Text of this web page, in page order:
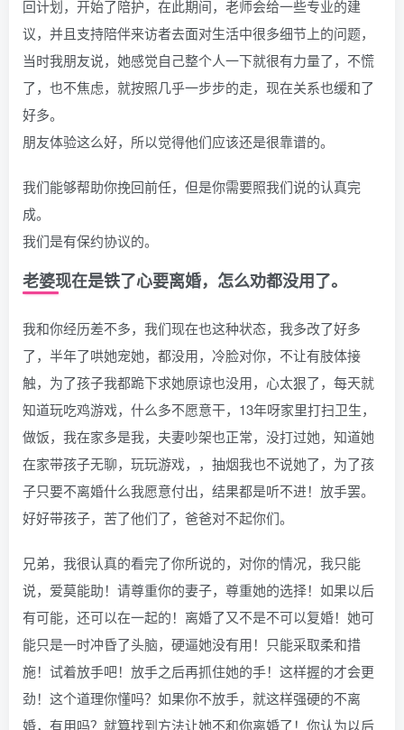
回计划，开始了陪护，在此期间，老师会给一些专业的建
议，并且支持陪伴来访者去面对生活中很多细节上的问题，
当时我朋友说，她感觉自己整个人一下就很有力量了，不慌
了，也不焦虑，就按照几乎一步步的走，现在关系也缓和了
好多。
朋友体验这么好，所以觉得他们应该还是很靠谱的。
我们能够帮助你挽回前任，但是你需要照我们说的认真完
成。
我们是有保约协议的。
老婆现在是铁了心要离婚，怎么劝都没用了。
我和你经历差不多，我们现在也这种状态，我多改了好多
了，半年了哄她宠她，都没用，冷脸对你，不让有肢体接
触，为了孩子我都跪下求她原谅也没用，心太狠了，每天就
知道玩吃鸡游戏，什么多不愿意干，13年呀家里打扫卫生，
做饭，我在家多是我，夫妻吵架也正常，没打过她，知道她
在家带孩子无聊，玩玩游戏，，抽烟我也不说她了，为了孩
子只要不离婚什么我愿意付出，结果都是听不进！放手罢。
好好带孩子，苦了他们了，爸爸对不起你们。
兄弟，我很认真的看完了你所说的，对你的情况，我只能
说，爱莫能助！请尊重你的妻子，尊重她的选择！如果以后
有可能，还可以在一起的！离婚了又不是不可以复婚！她可
能只是一时冲昏了头脑，硬逼她没有用！只能采取柔和措
施！试着放手吧！放手之后再抓住她的手！这样握的才会更
劲！这个道理你懂吗？如果你不放手，就这样强硬的不离
婚，有用吗？就算找到方法让她不和你离婚了！你认为以后